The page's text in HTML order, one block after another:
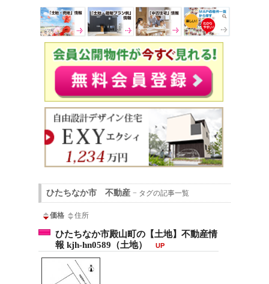
ひたちなか市 不動産 − タグの記事一覧
価格 住所
ひたちなか市殿山町の【土地】不動産情
報 kjh-hn0589（土地）
UP